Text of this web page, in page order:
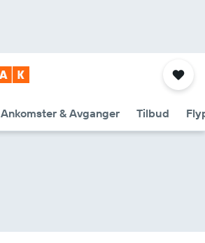
Ankomster & Avganger Tilbud